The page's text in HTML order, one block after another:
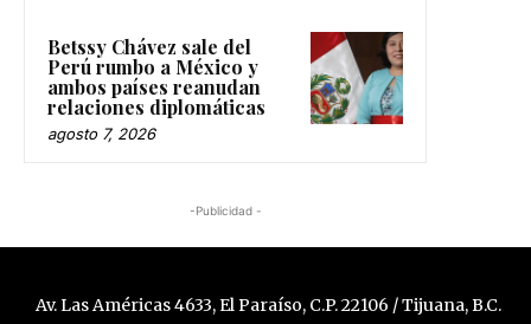
Betssy Chávez sale del
Perú rumbo a México y
ambos países reanudan
relaciones diplomáticas
agosto 7, 2026
-Publicidad -
Av. Las Américas 4633, El Paraíso, C.P. 22106 / Tijuana, B.C.